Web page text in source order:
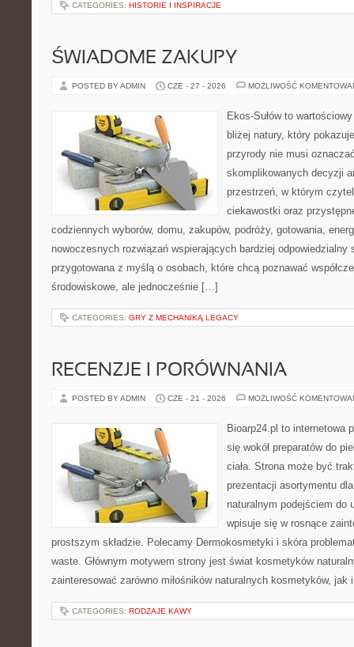
CATEGORIES: HISTORIE I INSPIRACJE
ŚWIADOME ZAKUPY
POSTED BY ADMIN CZE - 27 - 2026 MOŻLIWOŚĆ
Ekos-Sułów to
bliżej natury, który
przyrody nie musi
skomplikowanych decyzji
przestrzeń, w którym
ciekawostki oraz
codziennych wyborów, domu, zakupów, podróży, gotowania,
nowoczesnych rozwiązań wspierających bardziej odpowiedzialny
przygotowana z myślą o osobach, które chcą poznawać
środowiskowe, ale jednocześnie […]
CATEGORIES: GRY Z MECHANIKĄ LEGACY
RECENZJE I PORÓWNANIA
POSTED BY ADMIN CZE - 21 - 2026 MOŻLIWOŚĆ
Bioarp24.pl to internetowa
się wokół preparatów do
ciała. Strona może być
prezentacji asortymentu
naturalnym podejściem do
wpisuje się w rosnące
prostszym składzie. Polecamy Dermokosmetyki i skóra
waste. Głównym motywem strony jest świat kosmetyków
zainteresować zarówno miłośników naturalnych kosmetyków,
CATEGORIES: RODZAJE KAWY